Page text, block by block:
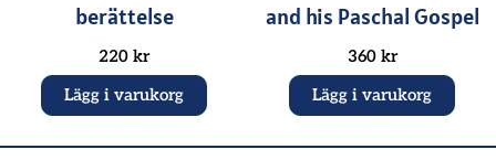
berättelse
220 kr
Lägg i varukorg
and his Paschal Gospel
360 kr
Lägg i varukorg